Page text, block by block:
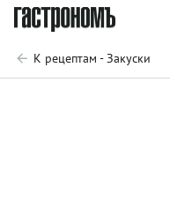
К рецептам - Закуски